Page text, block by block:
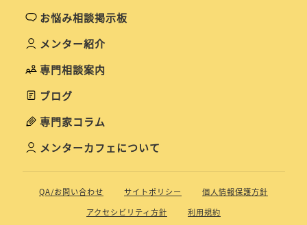
お悩み相談掲示板
メンター紹介
専門相談案内
ブログ
専門家コラム
メンターカフェについて
QA/お問い合わせ サイトポリシー
個人情報保護方針
アクセシビリティ方針
利用規約